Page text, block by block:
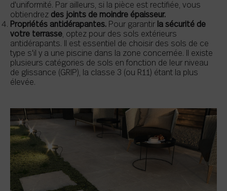
d'uniformité. Par ailleurs, si la pièce est rectifiée, vous
obtiendrez des joints de moindre épaisseur.
Propriétés antidérapantes. Pour garantir la sécurité de
votre terrasse , optez pour des sols extérieurs
antidérapants. Il est essentiel de choisir des sols de ce
type s'il y a une piscine dans la zone concernée. Il existe
plusieurs catégories de sols en fonction de leur niveau
de glissance (GRIP), la classe 3 (ou R11) étant la plus
élevée.